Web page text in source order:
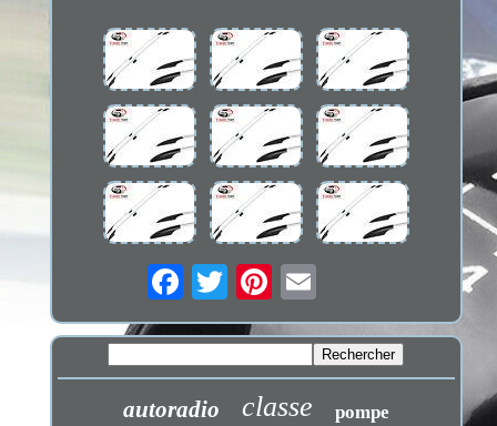
autoradio classe pompe